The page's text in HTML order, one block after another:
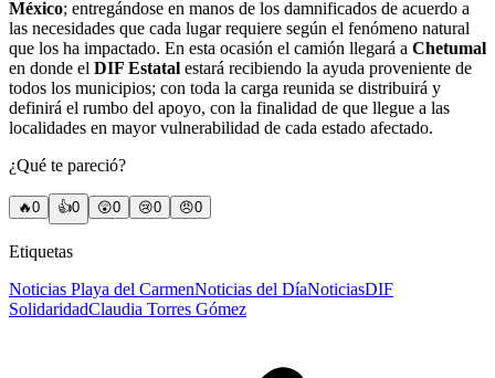
México; entregándose en manos de los damnificados de acuerdo a
las necesidades que cada lugar requiere según el fenómeno natural
que los ha impactado. En esta ocasión el camión llegará a Chetumal
en donde el DIF Estatal estará recibiendo la ayuda proveniente de
todos los municipios; con toda la carga reunida se distribuirá y
definirá el rumbo del apoyo, con la finalidad de que llegue a las
localidades en mayor vulnerabilidad de cada estado afectado.
¿Qué te pareció?
🔥0 👍0 😲0 😢0 😠0
Etiquetas
Noticias Playa del CarmenNoticias del DíaNoticiasDIF
SolidaridadClaudia Torres Gómez